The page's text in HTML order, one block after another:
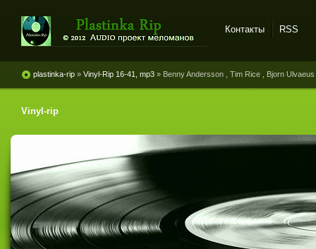
винила и магнитоальбомов
Контакты RSS
plastinka-rip » Vinyl-Rip 16-41, mp3 » Benny Andersson , Tim Rice , Bjorn
Vinyl-rip